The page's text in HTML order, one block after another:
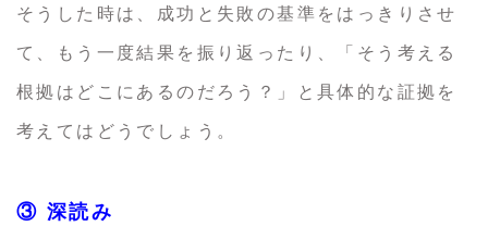
そうした時は、成功と失敗の基準をはっきりさせ
て、もう一度結果を振り返ったり、「そう考える
根拠はどこにあるのだろう？」と具体的な証拠を
考えてはどうでしょう。
③ 深読み